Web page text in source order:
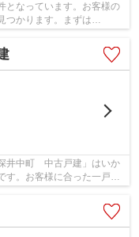
となっています。お客様の
つかります。まずは
井中町 中古戸建」はいか
す。お客様に合った一戸建